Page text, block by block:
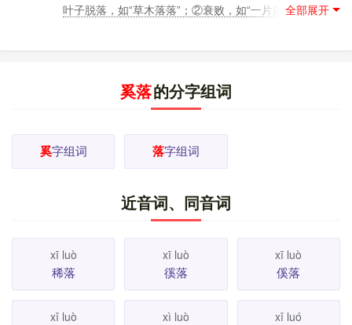
叶子脱落，如“草木落落”；②衰败，如“一片落落景象”；
倒失意；②豪迈，不拘束，均亦作“落魄（bó ）”）。
落后。落伍。落选。
如 村落。部落。院落。 6.归属，得到某种结果。
得。落空。
7.
稀少。 如 疏落。稀稀落落。
水装置（俗称“檐滴水”）。 如
大方”；②孤独，不苟合，如“～～寡合。”
13.篱笆。
“凿井浚渠，缚落锄园。” 落 [ lào ]
用于一些口语词，
奚落的分字组词
奚字组词 落字组词
近音词、同音词
xī luò
稀落
xī luò
徯落
xī luò
傒落
xǐ luò xì luò xǐ luó